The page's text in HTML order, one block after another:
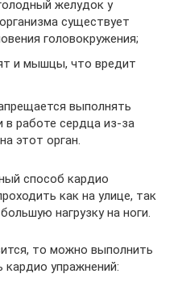
желудок у
существует
головокружения;
и мышцы, что вредит
выполнять
работе сердца из-за
этот орган.
способ кардио
как на улице, так
нагрузку на ноги.
то можно выполнить
упражнений: